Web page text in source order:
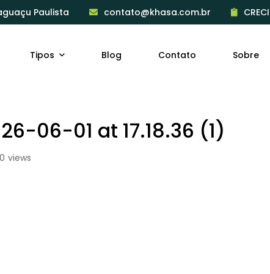
Paulista contato@khasa.com.br
Tipos Blog Contato Sobre
06-01 at 17.18.36 (1)
views
0